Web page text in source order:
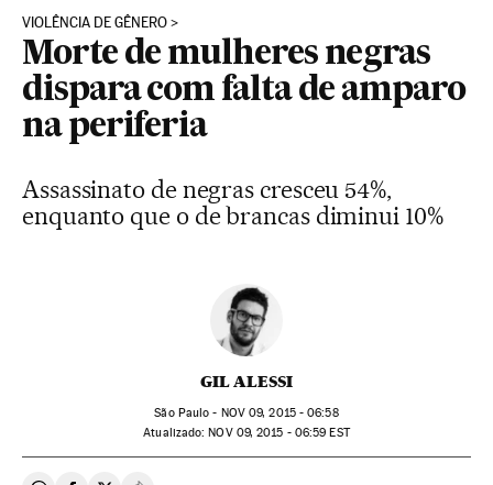
VIOLÊNCIA DE GÊNERO
Morte de mulheres negras
dispara com falta de amparo
na periferia
Assassinato de negras cresceu 54%,
enquanto que o de brancas diminui 10%
GIL ALESSI
São Paulo - NOV09, 2015 - 06:58
atualizado: NOV09, 2015 - 06:59 EST